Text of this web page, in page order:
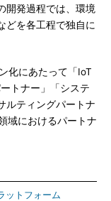
開発過程では、環境
どを各工程で独自に
化にあたって「IoT
トナー」「システ
ルティングパートナ
域におけるパートナ
ットフォーム